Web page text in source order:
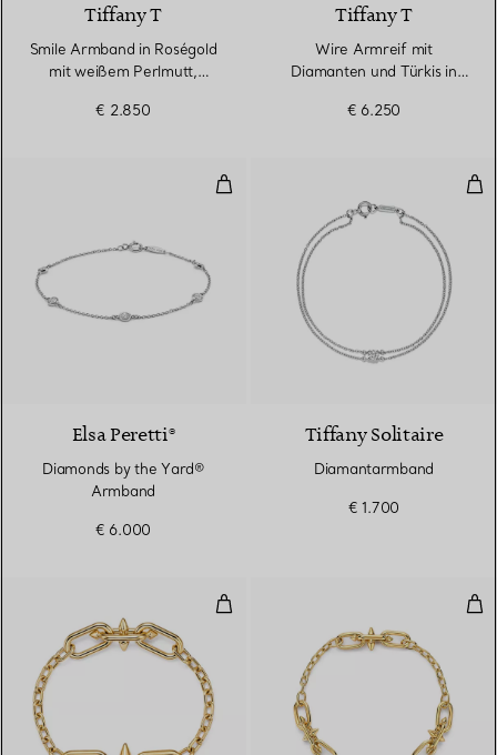
Tiffany T
Smile Armband in Roségold
mit weißem Perlmutt,
€ 2.850
Tiffany T
Wire Armreif mit
Diamanten und Türkis in
€ 6.250
Diamonds by the Yard®
Elsa Peretti®
Diamonds by the Yard®
Armband
€ 6.000
Tiffany Solitaire
Diamantarmband
€ 1.700
Armband mit mittelgroßen